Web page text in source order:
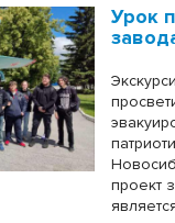
Урок
проект